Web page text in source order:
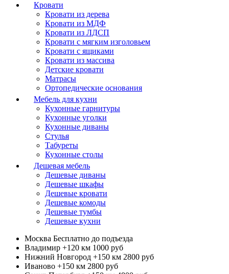
Кровати
Кровати из дерева
Кровати из МДФ
Кровати из ЛДСП
Кровати с мягким изголовьем
Кровати с ящиками
Кровати из массива
Детские кровати
Матрасы
Ортопедические основания
Мебель для кухни
Кухонные гарнитуры
Кухонные уголки
Кухонные диваны
Стулья
Табуреты
Кухонные столы
Дешевая мебель
Дешевые диваны
Дешевые шкафы
Дешевые кровати
Дешевые комоды
Дешевые тумбы
Дешевые кухни
Москва Бесплатно до подъезда
Владимир +120 км 1000 руб
Нижний Новгород +150 км 2800 руб
Иваново +150 км 2800 руб